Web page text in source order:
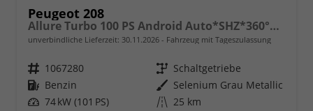
Peugeot 208
Allure Turbo 100 PS Android Auto*SHZ*360°*Totwinkel*PDC v/h*Klimaauto*Tempomat*
unverbindliche Lieferzeit: 30.11.2026 Fahrzeug mit Tageszulassung
Fahrzeugnr. 1067280 Getriebe Schaltgetriebe
Kraftstoff Benzin Außenfarbe Selenium Grau Metallic
Leistung 74 kW (101 PS) Kilometerstand 25 km